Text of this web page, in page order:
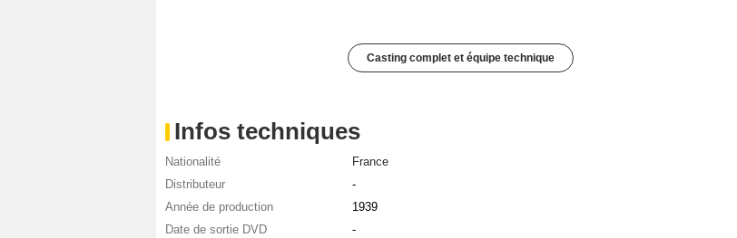
Casting complet et équipe technique
Infos techniques
Nationalité
France
Distributeur
-
Année de production
1939
Date de sortie DVD
-